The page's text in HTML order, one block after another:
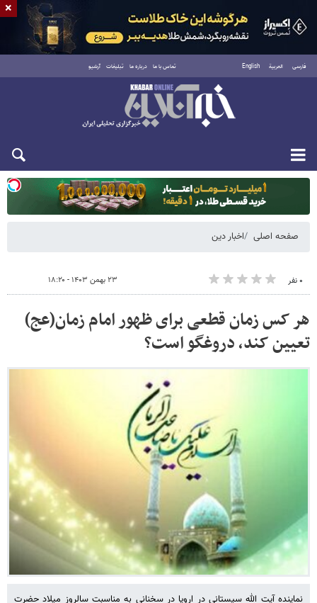
فارسی العربية English تماس با ما درباره ما تبلیغات آرشیو
دوشنبه ۱۹ مرداد ۱۴۰۵
صفحه اصلی اخبار دین
۰ نفر ۲۳ بهمن ۱۴۰۳ - ۱۸:۲۰
هر کس زمان قطعی برای ظهور امام زمان(عج)
تعیین کند، دروغگو است؟
نماینده آیت الله سیستانی در اروپا در سخنانی به مناسبت سالروز میلاد حضرت
×